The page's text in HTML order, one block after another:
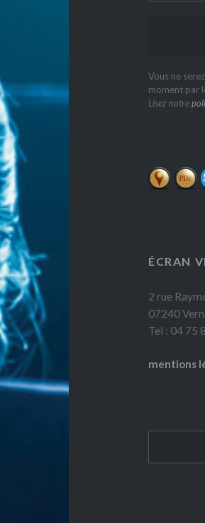
Vous ne
moment par
Lisez notre
ÉCRAN
2 rue
07240
Tel : 04 75
mentions